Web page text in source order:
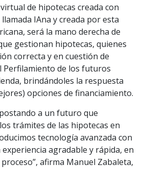
de hipotecas creada con
IAna y creada por esta
será la mano derecha de
gestionan hipotecas, quienes
correcta y en cuestión de
Perfilamiento de los futuros
brindándoles la respuesta
opciones de financiamiento.
a un futuro que
trámites de las hipotecas en
tecnología avanzada con
agradable y rápida, en
afirma Manuel Zabaleta,